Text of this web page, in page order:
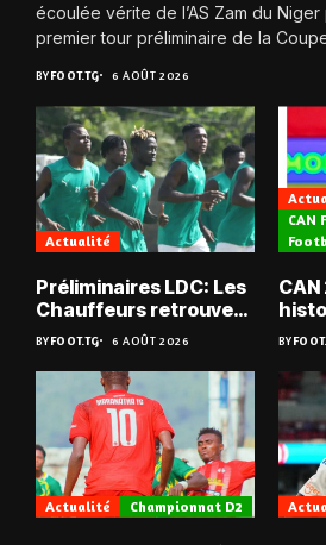
écoulée vérite de l’AS Zam du
premier tour préliminaire de la
BYFOOT.TG 6 AOÛT 2026
Actualité
Préliminaires LDC: Les
Chauffeurs retrouvent
les Mimos
BYFOOT.TG 6 AOÛT 2026
CAN
BY
Actualité Championnat D2